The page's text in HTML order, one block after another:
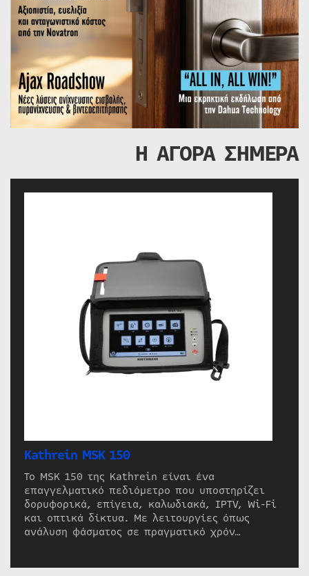
Η ΑΓΟΡΑ ΣΗΜΕΡΑ
Kathrein MSK 150
Το MSK 150 της Kathrein είναι ένα
επαγγελματικό πεδιόμετρο που υποστηρίζει
δορυφορικά, επίγεια, καλωδιακά, IPTV, Wi-Fi
και οπτικά δίκτυα. Με λειτουργίες όπως
ανάλυση φάσματος σε πραγματικό χρόν…